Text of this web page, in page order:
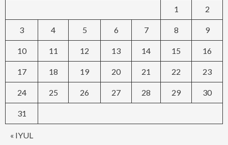
« IYUL
1 2
3 4 5 6 7 8 9
10 11 12 13 14 15 16
17 18 19 20 21 22 23
24 25 26 27 28 29 30
31